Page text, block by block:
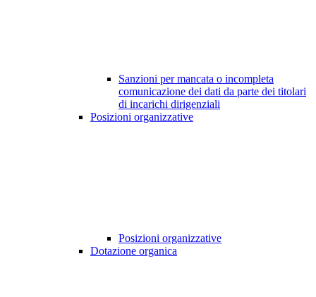
Sanzioni per mancata o incompleta
comunicazione dei dati da parte dei titolari
di incarichi dirigenziali
Posizioni organizzative
Posizioni organizzative
Dotazione organica